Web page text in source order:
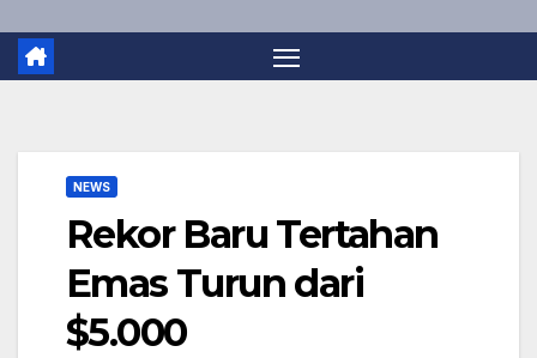
NEWS
Rekor Baru Tertahan
Emas Turun dari
$5.000